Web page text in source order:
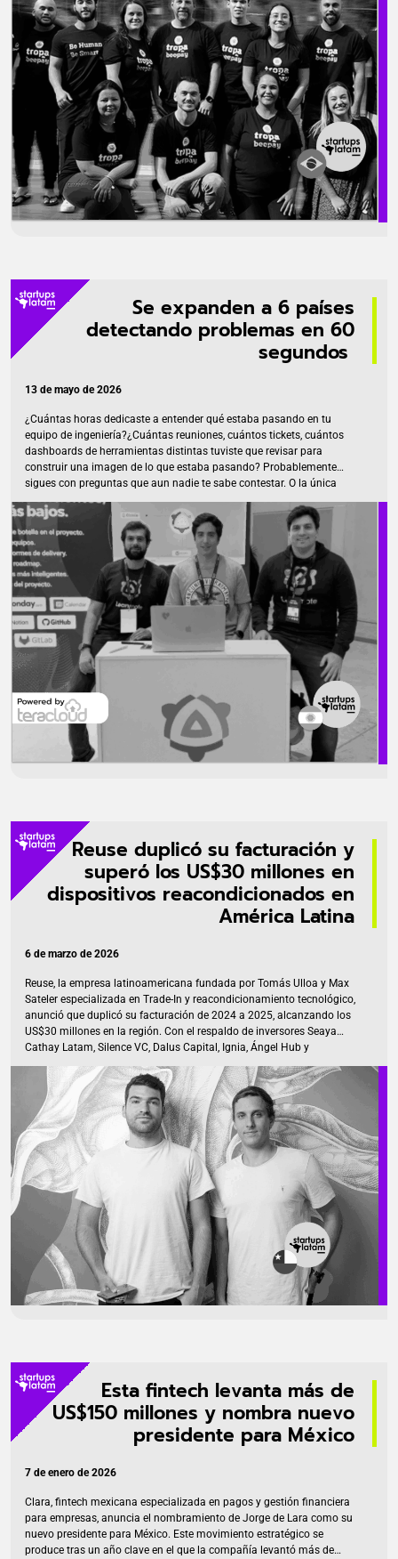
el sistema operativo del retail autónomo del futuro. Su tecnología
permite que los consumidores compren productos escaneándolos […]
Se expanden a 6 países
detectando problemas en 60
segundos
13 de mayo de 2026
¿Cuántas horas dedicaste a entender qué estaba pasando en tu
equipo de ingeniería?¿Cuántas reuniones, cuántos tickets, cuántos
dashboards de herramientas distintas tuviste que revisar para
construir una imagen de lo que estaba pasando? Probablemente
sigues con preguntas que aun nadie te sabe contestar. O la única
está presente en la empresa. Ahora imagina tener todas esas
respuestas en un solo lugar, en tiempo real, sin depender de nadie.
Eso es Leanmote, fundada por Diego Giron, Rodrigo Paredes y
Federico Sarmiento. La respuesta es clara: ingeniería de software.
Pero […]
Reuse duplicó su facturación y
superó los US$30 millones en
dispositivos reacondicionados en
América Latina
6 de marzo de 2026
Reuse, la empresa latinoamericana fundada por Tomás Ulloa y Max
Sateler especializada en Trade-In y reacondicionamiento tecnológico,
anunció que duplicó su facturación de 2024 a 2025, alcanzando los
US$30 millones en la región. Con el respaldo de inversores Seaya
Cathay Latam, Silence VC, Dalus Capital, Ignia, Ángel Hub y
Compusoluciones Ventures, además de los fundadores de
Cornershop. Su modelo permite a marcas y retailers gestionar
programas de Trade-In en los que los consumidores entregan sus
dispositivos usados a cambio de crédito o beneficios para adquirir
nuevos productos. Los equipos recibidos pasan por un proceso de
diagnóstico, reacondicionamiento profesional y certificación, […]
Esta fintech levanta más de
US$150 millones y nombra nuevo
presidente para México
7 de enero de 2026
Clara, fintech mexicana especializada en pagos y gestión financiera
para empresas, anuncia el nombramiento de Jorge de Lara como su
nuevo presidente para México. Este movimiento estratégico se
produce tras un año clave en el que la compañía levantó más de